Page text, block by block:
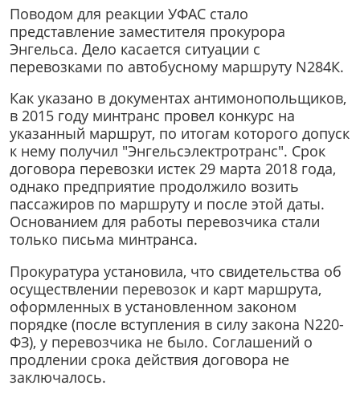
Поводом для реакции УФАС стало
представление заместителя прокурора
Энгельса. Дело касается ситуации с
перевозками по автобусному маршруту N284К.
Как указано в документах антимонопольщиков,
в 2015 году минтранс провел конкурс на
указанный маршрут, по итогам которого допуск
к нему получил "Энгельсэлектротранс". Срок
договора перевозки истек 29 марта 2018 года,
однако предприятие продолжило возить
пассажиров по маршруту и после этой даты.
Основанием для работы перевозчика стали
только письма минтранса.
Прокуратура установила, что свидетельства об
осуществлении перевозок и карт маршрута,
оформленных в установленном законом
порядке (после вступления в силу закона N220-
ФЗ), у перевозчика не было. Соглашений о
продлении срока действия договора не
заключалось.